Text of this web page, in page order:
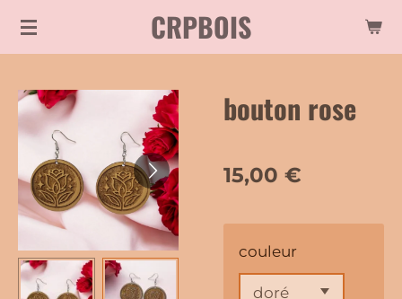
Passer
principal
CRPBOIS
bouton rose
15,00 €
couleur